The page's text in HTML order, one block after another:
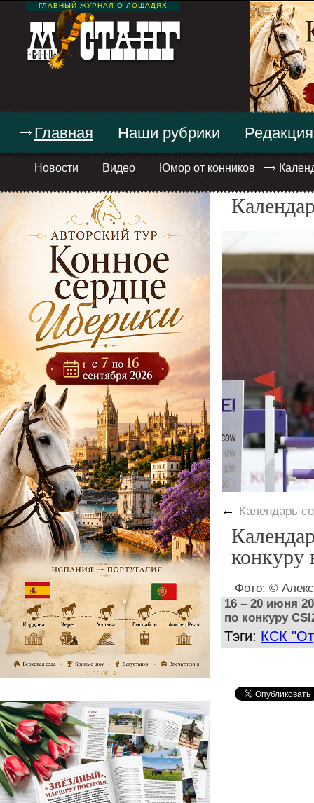
ГЛАВНЫЙ ЖУРНАЛ О ЛОШАДЯХ
Главная
Новости Видео Юмор от конников
Наши рубрики Редакция
← Календарь
Фото: ©
16 – 20 июня
по конкуру
Тэги: КСК